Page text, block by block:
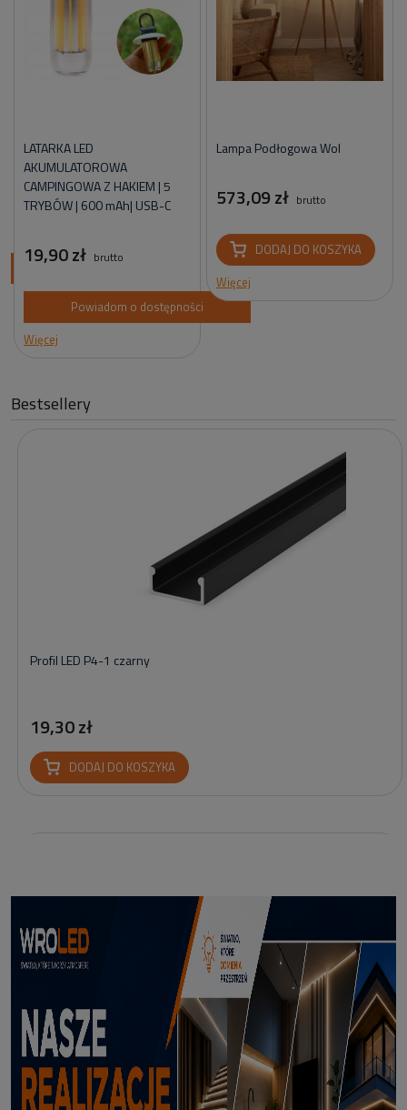
LATARKA LED
AKUMULATOROWA
CAMPINGOWA Z HAKIEM | 5
TRYBÓW | 600 mAh| USB-C
19,90 zł brutto
Powiadom o dostępności
Więcej
Lampa Podłogowa Wol
573,09 zł brutto
DODAJ DO KOSZYKA
Więcej
Bestsellery
Profil LED P4-1 czarny
19,30 zł
DODAJ DO KOSZYKA
Reflektor Solarny Zewnętrzny LED z Bolcem Meillion 3000K